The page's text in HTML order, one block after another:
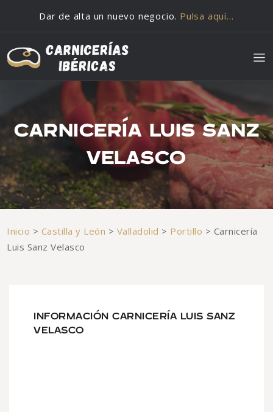
Dar de alta un nuevo negocio. Pulsa aquí…
CARNICERÍA LUIS SANZ
VELASCO
Inicio > Castilla y León > Valladolid > Portillo > Carnicería
Luis Sanz Velasco
INFORMACIÓN CARNICERÍA LUIS SANZ
VELASCO